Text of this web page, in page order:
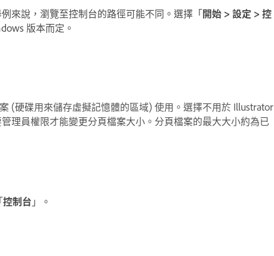
來說，瀏覽至控制台的路徑可能不同。選擇「開始 > 設定 > 控
版本而定。
(硬碟用來儲存虛擬記憶體的區域) 使用。選擇不用於 Illustrator
理員權限才能變更分頁檔案大小。分頁檔案的最大大小約為已
控制台 」。